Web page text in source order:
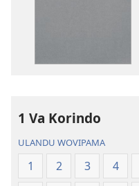
1 Va Korindo
ULANDU WOVIPAMA
1 2 3 4